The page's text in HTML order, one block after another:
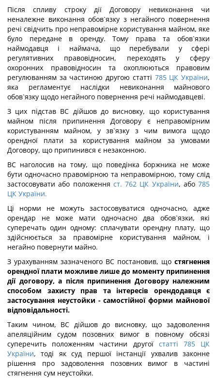
Після спливу строку дії Договору невиконання чи
неналежне виконання обов`язку з негайного повернення
речі свідчить про неправомірне користування майном, яке
було передане в оренду. Тому права та обов`язки
наймодавця і наймача, що перебували у сфері
регулятивних правовідносин, переходять у сферу
охоронних правовідносин та охоплюються правовим
регулюванням за частиною другою статті 785 ЦК України,
яка регламентує наслідки невиконання майнового
обов`язку щодо негайного повернення речі наймодавцеві.
З цих підстав ВС дійшов до висновку, що користування
майном після припинення Договору є неправомірним
користуванням майном, у зв`язку з чим вимога щодо
орендної плати за користування майном за умовами
Договору, що припинився є незаконною.
ВС наголосив на тому, що поведінка боржника не може
бути одночасно правомірною та неправомірною, тому слід
застосовувати або положення ст. 762 ЦК України, або 785
ЦК України.
Ці норми не можуть застосовуватися одночасно, адже
орендар не може мати одночасно два обов`язки, які
суперечать один одному: сплачувати орендну плату, що
здійснюється за правомірне користування майном, і
негайно повернути майно.
З урахуванням зазначеного ВС постановив, що стягнення
орендної плати можливе лише до моменту припинення
дії договору, а після припинення Договору належним
способом захисту прав та інтересів орендодавця є
застосування неустойки - самостійної форми майнової
відповідальності.
Таким чином, ВС дійшов до висновку, що задоволення
апеляційним судом позовних вимог в повному обсязі
суперечить положенням частини другої статті 785 ЦК
України, тоді як суд першої інстанції ухвалив законне
рішення про задоволення позовних вимог в частині
стягнення сум неустойки.